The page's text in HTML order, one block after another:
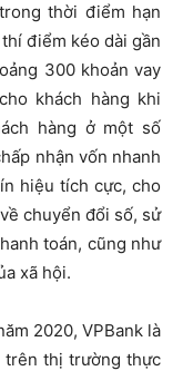
thời điểm hạn
điểm kéo dài gần
300 khoản vay
khách hàng khi
hàng ở một số
nhận vốn nhanh
hiệu tích cực, cho
chuyển đổi số, sử
toán, cũng như
xã hội.
2020, VPBank là
trên thị trường thực